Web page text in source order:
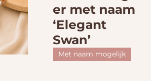
er met naam
‘Elegant
Swan’
Met naam mogelijk